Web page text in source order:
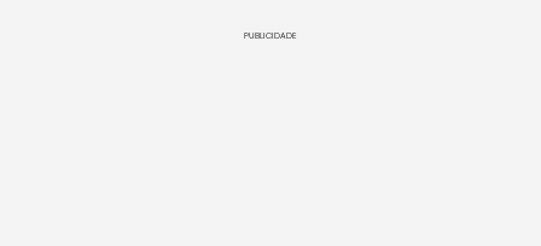
PUBLICIDADE